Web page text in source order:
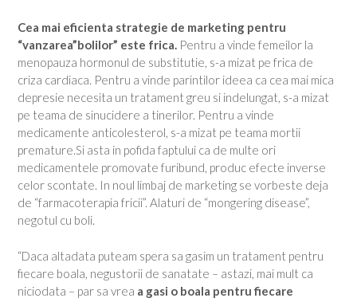
Cea mai eficienta strategie de marketing pentru
“vanzarea”bolilor” este frica. Pentru a vinde femeilor la
menopauza hormonul de substitutie, s-a mizat pe frica de
criza cardiaca. Pentru a vinde parintilor ideea ca cea mai mica
depresie necesita un tratament greu si indelungat, s-a mizat
pe teama de sinucidere a tinerilor. Pentru a vinde
medicamente anticolesterol, s-a mizat pe teama mortii
premature.Si asta in pofida faptului ca de multe ori
medicamentele promovate furibund, produc efecte inverse
celor scontate. In noul limbaj de marketing se vorbeste deja
de “farmacoterapia fricii”. Alaturi de “mongering disease”,
negotul cu boli.
“Daca altadata puteam spera sa gasim un tratament pentru
fiecare boala, negustorii de sanatate – astazi, mai mult ca
niciodata – par sa vrea a gasi o boala pentru fiecare